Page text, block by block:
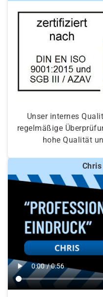
Unser internes
regelmäßige
hohe Qualität